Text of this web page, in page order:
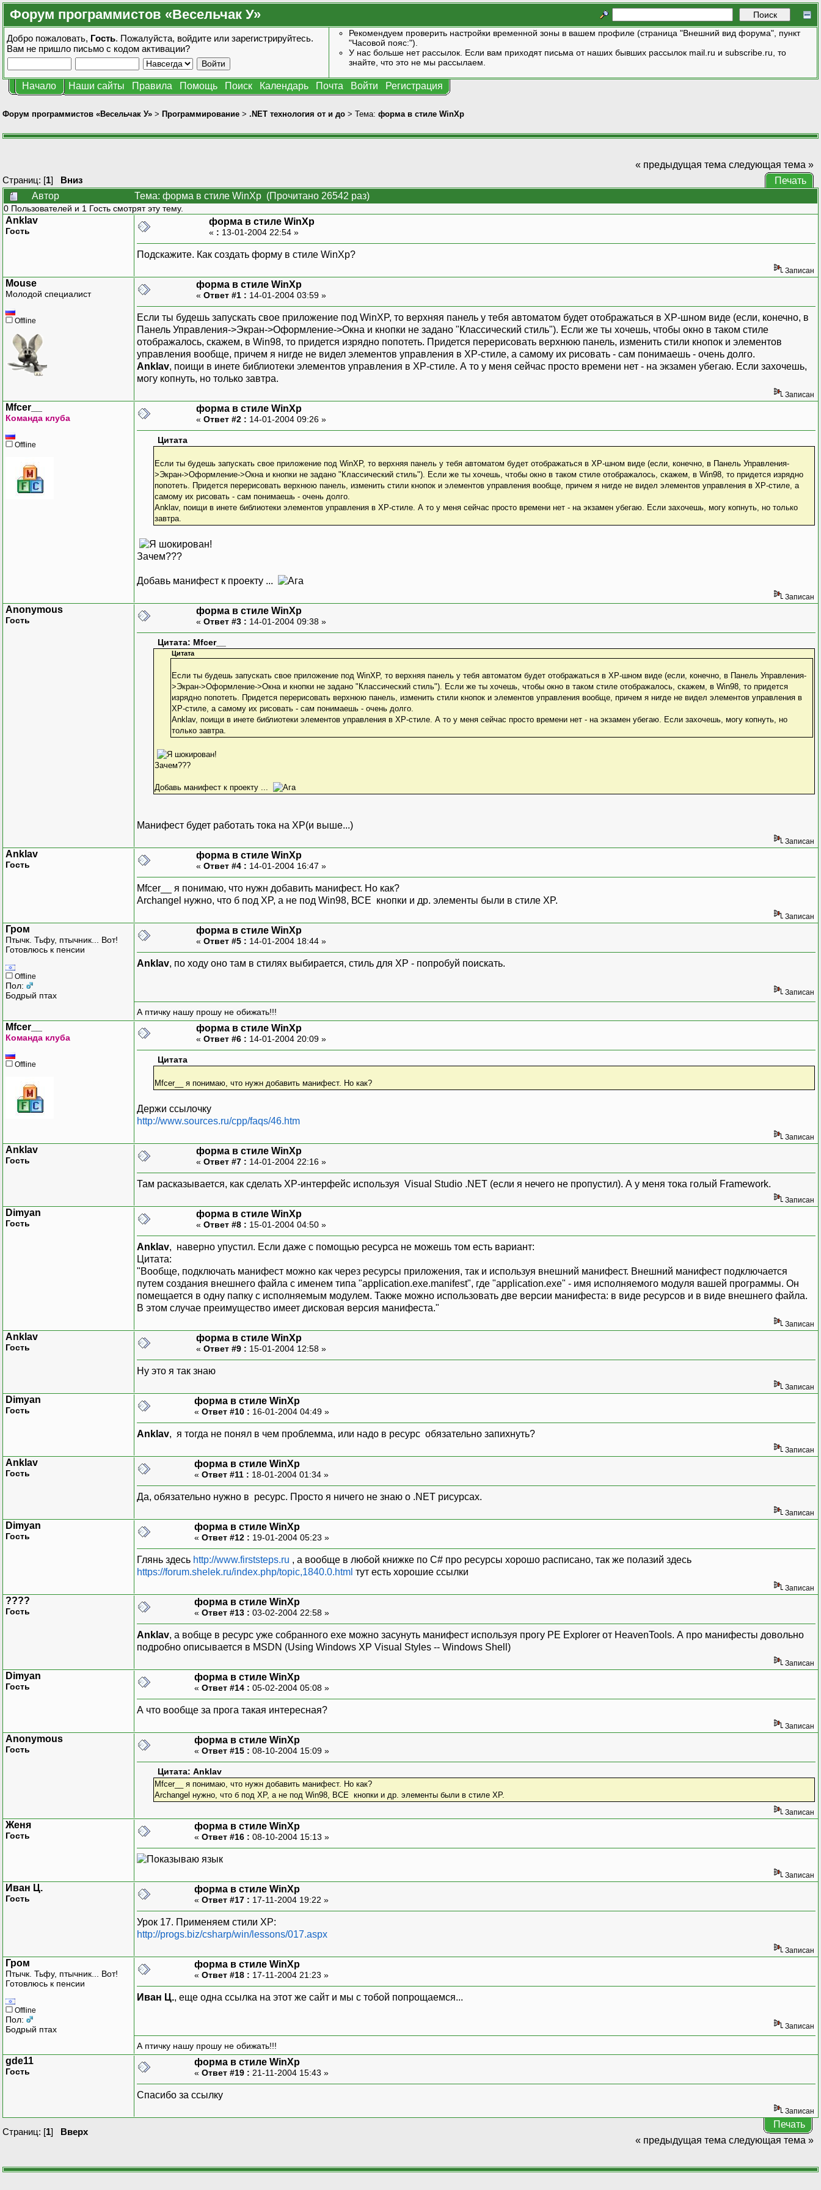
Форум программистов «Весельчак У»
Добро пожаловать, Гость. Пожалуйста, войдите или зарегистрируйтесь.
Вам не пришло письмо с кодом активации?
Рекомендуем проверить настройки временной зоны в вашем профиле (страница "Внешний вид форума", пункт
"Часовой пояс:").
У нас больше нет рассылок. Если вам приходят письма от наших бывших рассылок mail.ru и subscribe.ru, то
знайте, что это не мы рассылаем.
Начало Наши сайты Правила Помощь Поиск Календарь Почта Войти Регистрация
Форум программистов «Весельчак У» > Программирование > .NET технология от и до > Тема: форма в стиле WinXp
Страниц: [1] Вниз
« предыдущая тема следующая тема »
Печать
Автор
Тема: форма в стиле WinXp (Прочитано 26542 раз)
0 Пользователей и 1 Гость смотрят эту тему.
Anklav
Гость
форма в стиле WinXp
« : 13-01-2004 22:54 »
Подскажите. Как создать форму в стиле WinXp?
Записан
Mouse
Молодой специалист
Offline
форма в стиле WinXp
« Ответ #1 : 14-01-2004 03:59 »
Если ты будешь запускать свое приложение под WinXP, то верхняя панель у тебя автоматом будет отображаться в XP-шном виде (если, конечно, в
Панель Управления->Экран->Оформление->Окна и кнопки не задано "Классический стиль"). Если же ты хочешь, чтобы окно в таком стиле
отображалось, скажем, в Win98, то придется изрядно попотеть. Придется перерисовать верхнюю панель, изменить стили кнопок и элементов
управления вообще, причем я нигде не видел элементов управления в XP-стиле, а самому их рисовать - сам понимаешь - очень долго.
Anklav, поищи в инете библиотеки элементов управления в XP-стиле. А то у меня сейчас просто времени нет - на экзамен убегаю. Если захочешь,
могу копнуть, но только завтра.
Записан
Mfcer__
Команда клуба
Offline
форма в стиле WinXp
« Ответ #2 : 14-01-2004 09:26 »
Цитата
Если ты будешь запускать свое приложение под WinXP, то верхняя панель у тебя автоматом будет отображаться в XP-шном виде (если, конечно, в Панель Управления-
>Экран->Оформление->Окна и кнопки не задано "Классический стиль"). Если же ты хочешь, чтобы окно в таком стиле отображалось, скажем, в Win98, то придется изрядно
попотеть. Придется перерисовать верхнюю панель, изменить стили кнопок и элементов управления вообще, причем я нигде не видел элементов управления в XP-стиле, а
самому их рисовать - сам понимаешь - очень долго.
Anklav, поищи в инете библиотеки элементов управления в XP-стиле. А то у меня сейчас просто времени нет - на экзамен убегаю. Если захочешь, могу копнуть, но только
завтра.
Зачем???
Добавь манифест к проекту ...
Записан
Anonymous
Гость
форма в стиле WinXp
« Ответ #3 : 14-01-2004 09:38 »
Цитата: Mfcer__
Цитата
Если ты будешь запускать свое приложение под WinXP, то верхняя панель у тебя автоматом будет отображаться в XP-шном виде (если, конечно, в Панель Управления-
>Экран->Оформление->Окна и кнопки не задано "Классический стиль"). Если же ты хочешь, чтобы окно в таком стиле отображалось, скажем, в Win98, то придется
изрядно попотеть. Придется перерисовать верхнюю панель, изменить стили кнопок и элементов управления вообще, причем я нигде не видел элементов управления в
XP-стиле, а самому их рисовать - сам понимаешь - очень долго.
Anklav, поищи в инете библиотеки элементов управления в XP-стиле. А то у меня сейчас просто времени нет - на экзамен убегаю. Если захочешь, могу копнуть, но
только завтра.
Зачем???
Добавь манифест к проекту ...
Манифест будет работать тока на XP(и выше...)
Записан
Anklav
Гость
форма в стиле WinXp
« Ответ #4 : 14-01-2004 16:47 »
Mfcer__ я понимаю, что нужн добавить манифест. Но как?
Archangel нужно, что б под XP, а не под Win98, ВСЕ кнопки и др. элементы были в стиле XP.
Записан
Гром
Птычк. Тьфу, птычник... Вот!
Готовлюсь к пенсии
Offline
Пол:
Бодрый птах
форма в стиле WinXp
« Ответ #5 : 14-01-2004 18:44 »
Anklav, по ходу оно там в стилях выбирается, стиль для ХР - попробуй поискать.
Записан
А птичку нашу прошу не обижать!!!
Mfcer__
Команда клуба
Offline
форма в стиле WinXp
« Ответ #6 : 14-01-2004 20:09 »
Цитата
Mfcer__ я понимаю, что нужн добавить манифест. Но как?
Держи ссылочку
http://www.sources.ru/cpp/faqs/46.htm
Записан
Anklav
Гость
форма в стиле WinXp
« Ответ #7 : 14-01-2004 22:16 »
Там расказывается, как сделать XP-интерфейс используя Visual Studio .NET (если я нечего не пропустил). А у меня тока голый Framework.
Записан
Dimyan
Гость
форма в стиле WinXp
« Ответ #8 : 15-01-2004 04:50 »
Anklav, наверно упустил. Если даже с помощью ресурса не можешь том есть вариант:
Цитата:
"Вообще, подключать манифест можно как через ресурсы приложения, так и используя внешний манифест. Внешний манифест подключается
путем создания внешнего файла с именем типа "application.exe.manifest", где "application.exe" - имя исполняемого модуля вашей программы. Он
помещается в одну папку с исполняемым модулем. Также можно использовать две версии манифеста: в виде ресурсов и в виде внешнего файла.
В этом случае преимущество имеет дисковая версия манифеста."
Записан
Anklav
Гость
форма в стиле WinXp
« Ответ #9 : 15-01-2004 12:58 »
Ну это я так знаю
Записан
Dimyan
Гость
форма в стиле WinXp
« Ответ #10 : 16-01-2004 04:49 »
Anklav, я тогда не понял в чем проблемма, или надо в ресурс обязательно запихнуть?
Записан
Anklav
Гость
форма в стиле WinXp
« Ответ #11 : 18-01-2004 01:34 »
Да, обязательно нужно в ресурс. Просто я ничего не знаю о .NET рисурсах.
Записан
Dimyan
Гость
форма в стиле WinXp
« Ответ #12 : 19-01-2004 05:23 »
Глянь здесь http://www.firststeps.ru , а вообще в любой книжке по C# про ресурсы хорошо расписано, так же полазий здесь
https://forum.shelek.ru/index.php/topic,1840.0.html тут есть хорошие ссылки
Записан
????
Гость
форма в стиле WinXp
« Ответ #13 : 03-02-2004 22:58 »
Anklav, а вобще в ресурс уже собранного exe можно засунуть манифест используя прогу PE Explorer от HeavenTools. А про манифесты довольно
подробно описывается в MSDN (Using Windows XP Visual Styles -- Windows Shell)
Записан
Dimyan
Гость
форма в стиле WinXp
« Ответ #14 : 05-02-2004 05:08 »
А что вообще за прога такая интересная?
Записан
Anonymous
Гость
форма в стиле WinXp
« Ответ #15 : 08-10-2004 15:09 »
Цитата: Anklav
Mfcer__ я понимаю, что нужн добавить манифест. Но как?
Archangel нужно, что б под XP, а не под Win98, ВСЕ кнопки и др. элементы были в стиле XP.
Записан
Женя
Гость
форма в стиле WinXp
« Ответ #16 : 08-10-2004 15:13 »
Записан
Иван Ц.
Гость
форма в стиле WinXp
« Ответ #17 : 17-11-2004 19:22 »
Урок 17. Применяем стили XP:
http://progs.biz/csharp/win/lessons/017.aspx
Записан
Гром
Птычк. Тьфу, птычник... Вот!
Готовлюсь к пенсии
Offline
Пол:
Бодрый птах
форма в стиле WinXp
« Ответ #18 : 17-11-2004 21:23 »
Иван Ц., еще одна ссылка на этот же сайт и мы с тобой попрощаемся...
Записан
А птичку нашу прошу не обижать!!!
gde11
Гость
форма в стиле WinXp
« Ответ #19 : 21-11-2004 15:43 »
Спасибо за ссылку
Записан
Страниц: [1] Вверх
Печать
« предыдущая тема следующая тема »